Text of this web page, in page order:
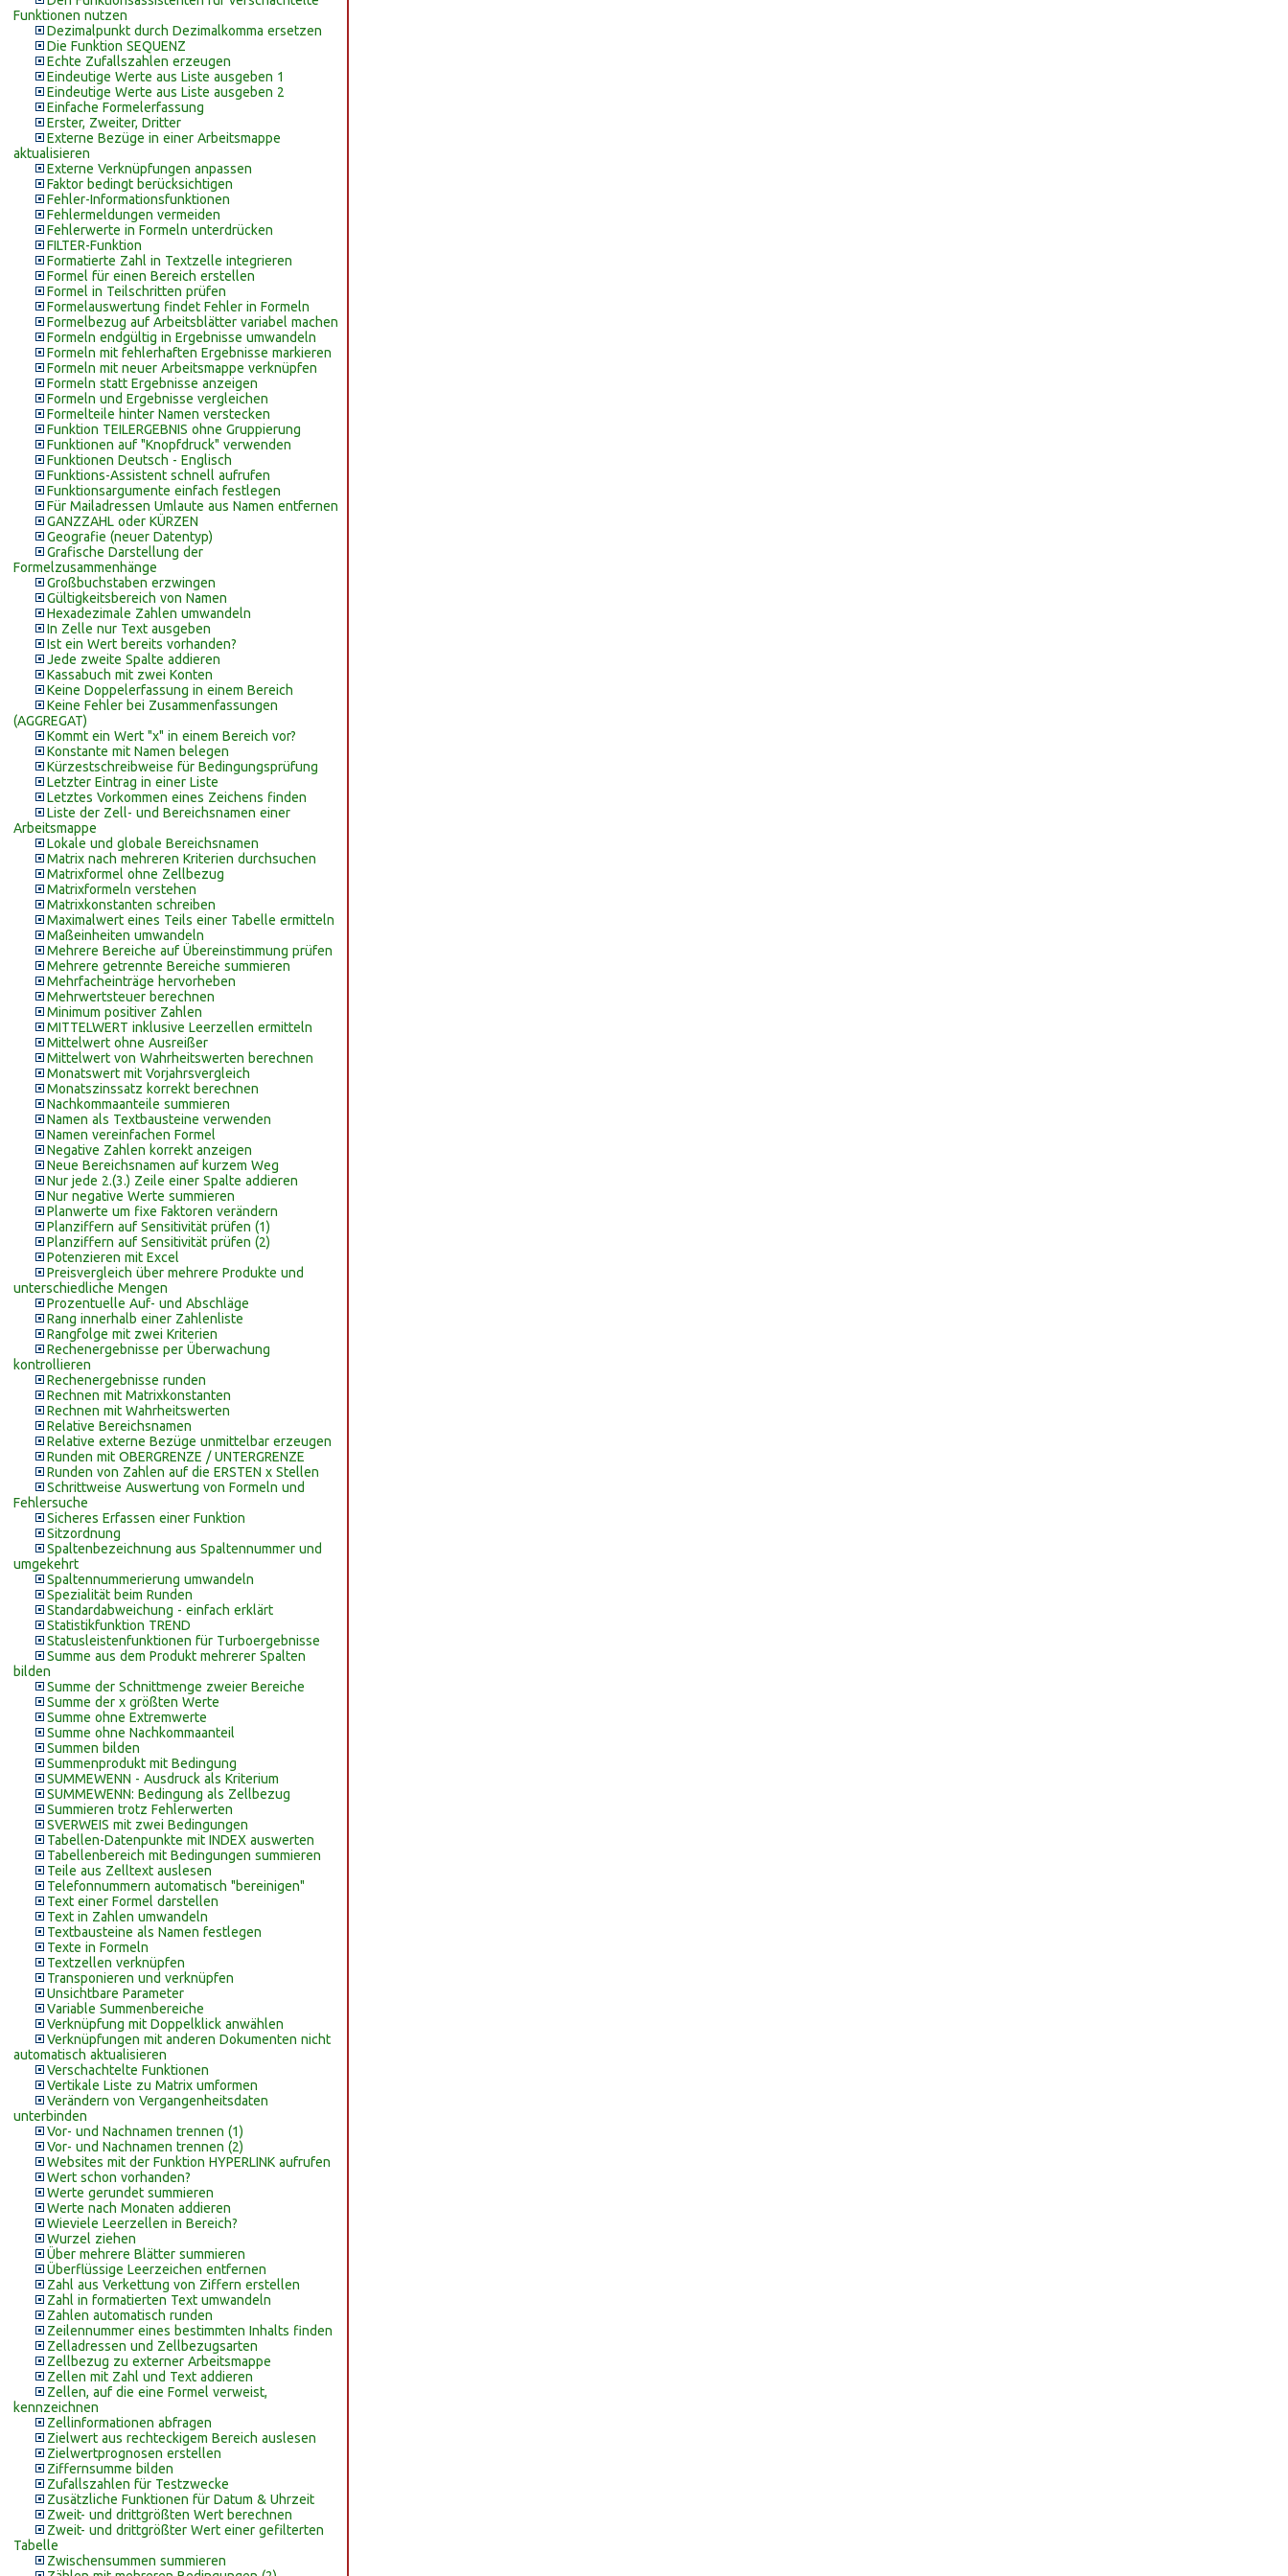
Funktionen nutzen
Dezimalpunkt durch Dezimalkomma ersetzen
Die Funktion SEQUENZ
Echte Zufallszahlen erzeugen
Eindeutige Werte aus Liste ausgeben 1
Eindeutige Werte aus Liste ausgeben 2
Einfache Formelerfassung
Erster, Zweiter, Dritter
Externe Bezüge in einer Arbeitsmappe
aktualisieren
Externe Verknüpfungen anpassen
Faktor bedingt berücksichtigen
Fehler-Informationsfunktionen
Fehlermeldungen vermeiden
Fehlerwerte in Formeln unterdrücken
FILTER-Funktion
Formatierte Zahl in Textzelle integrieren
Formel für einen Bereich erstellen
Formel in Teilschritten prüfen
Formelauswertung findet Fehler in Formeln
Formelbezug auf Arbeitsblätter variabel machen
Formeln endgültig in Ergebnisse umwandeln
Formeln mit fehlerhaften Ergebnisse markieren
Formeln mit neuer Arbeitsmappe verknüpfen
Formeln statt Ergebnisse anzeigen
Formeln und Ergebnisse vergleichen
Formelteile hinter Namen verstecken
Funktion TEILERGEBNIS ohne Gruppierung
Funktionen auf "Knopfdruck" verwenden
Funktionen Deutsch - Englisch
Funktions-Assistent schnell aufrufen
Funktionsargumente einfach festlegen
Für Mailadressen Umlaute aus Namen entfernen
GANZZAHL oder KÜRZEN
Geografie (neuer Datentyp)
Grafische Darstellung der
Formelzusammenhänge
Großbuchstaben erzwingen
Gültigkeitsbereich von Namen
Hexadezimale Zahlen umwandeln
In Zelle nur Text ausgeben
Ist ein Wert bereits vorhanden?
Jede zweite Spalte addieren
Kassabuch mit zwei Konten
Keine Doppelerfassung in einem Bereich
Keine Fehler bei Zusammenfassungen
(AGGREGAT)
Kommt ein Wert "x" in einem Bereich vor?
Konstante mit Namen belegen
Kürzestschreibweise für Bedingungsprüfung
Letzter Eintrag in einer Liste
Letztes Vorkommen eines Zeichens finden
Liste der Zell- und Bereichsnamen einer
Arbeitsmappe
Lokale und globale Bereichsnamen
Matrix nach mehreren Kriterien durchsuchen
Matrixformel ohne Zellbezug
Matrixformeln verstehen
Matrixkonstanten schreiben
Maximalwert eines Teils einer Tabelle ermitteln
Maßeinheiten umwandeln
Mehrere Bereiche auf Übereinstimmung prüfen
Mehrere getrennte Bereiche summieren
Mehrfacheinträge hervorheben
Mehrwertsteuer berechnen
Minimum positiver Zahlen
MITTELWERT inklusive Leerzellen ermitteln
Mittelwert ohne Ausreißer
Mittelwert von Wahrheitswerten berechnen
Monatswert mit Vorjahrsvergleich
Monatszinssatz korrekt berechnen
Nachkommaanteile summieren
Namen als Textbausteine verwenden
Namen vereinfachen Formel
Negative Zahlen korrekt anzeigen
Neue Bereichsnamen auf kurzem Weg
Nur jede 2.(3.) Zeile einer Spalte addieren
Nur negative Werte summieren
Planwerte um fixe Faktoren verändern
Planziffern auf Sensitivität prüfen (1)
Planziffern auf Sensitivität prüfen (2)
Potenzieren mit Excel
Preisvergleich über mehrere Produkte und
unterschiedliche Mengen
Prozentuelle Auf- und Abschläge
Rang innerhalb einer Zahlenliste
Rangfolge mit zwei Kriterien
Rechenergebnisse per Überwachung
kontrollieren
Rechenergebnisse runden
Rechnen mit Matrixkonstanten
Rechnen mit Wahrheitswerten
Relative Bereichsnamen
Relative externe Bezüge unmittelbar erzeugen
Runden mit OBERGRENZE / UNTERGRENZE
Runden von Zahlen auf die ERSTEN x Stellen
Schrittweise Auswertung von Formeln und
Fehlersuche
Sicheres Erfassen einer Funktion
Sitzordnung
Spaltenbezeichnung aus Spaltennummer und
umgekehrt
Spaltennummerierung umwandeln
Spezialität beim Runden
Standardabweichung - einfach erklärt
Statistikfunktion TREND
Statusleistenfunktionen für Turboergebnisse
Summe aus dem Produkt mehrerer Spalten
bilden
Summe der Schnittmenge zweier Bereiche
Summe der x größten Werte
Summe ohne Extremwerte
Summe ohne Nachkommaanteil
Summen bilden
Summenprodukt mit Bedingung
SUMMEWENN - Ausdruck als Kriterium
SUMMEWENN: Bedingung als Zellbezug
Summieren trotz Fehlerwerten
SVERWEIS mit zwei Bedingungen
Tabellen-Datenpunkte mit INDEX auswerten
Tabellenbereich mit Bedingungen summieren
Teile aus Zelltext auslesen
Telefonnummern automatisch "bereinigen"
Text einer Formel darstellen
Text in Zahlen umwandeln
Textbausteine als Namen festlegen
Texte in Formeln
Textzellen verknüpfen
Transponieren und verknüpfen
Unsichtbare Parameter
Variable Summenbereiche
Verknüpfung mit Doppelklick anwählen
Verknüpfungen mit anderen Dokumenten nicht
automatisch aktualisieren
Verschachtelte Funktionen
Vertikale Liste zu Matrix umformen
Verändern von Vergangenheitsdaten
unterbinden
Vor- und Nachnamen trennen (1)
Vor- und Nachnamen trennen (2)
Websites mit der Funktion HYPERLINK aufrufen
Wert schon vorhanden?
Werte gerundet summieren
Werte nach Monaten addieren
Wieviele Leerzellen in Bereich?
Wurzel ziehen
Über mehrere Blätter summieren
Überflüssige Leerzeichen entfernen
Zahl aus Verkettung von Ziffern erstellen
Zahl in formatierten Text umwandeln
Zahlen automatisch runden
Zeilennummer eines bestimmten Inhalts finden
Zelladressen und Zellbezugsarten
Zellbezug zu externer Arbeitsmappe
Zellen mit Zahl und Text addieren
Zellen, auf die eine Formel verweist,
kennzeichnen
Zellinformationen abfragen
Zielwert aus rechteckigem Bereich auslesen
Zielwertprognosen erstellen
Ziffernsumme bilden
Zufallszahlen für Testzwecke
Zusätzliche Funktionen für Datum & Uhrzeit
Zweit- und drittgrößten Wert berechnen
Zweit- und drittgrößter Wert einer gefilterten
Tabelle
Zwischensummen summieren